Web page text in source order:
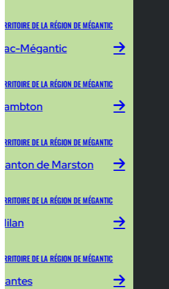
DE LA RÉGION DE MÉGANTIC
Mégantic
DE LA RÉGION DE MÉGANTIC
DE LA RÉGION DE MÉGANTIC
de Marston
DE LA RÉGION DE MÉGANTIC
DE LA RÉGION DE MÉGANTIC